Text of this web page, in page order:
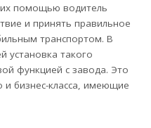
помощью водитель
и принять правильное
транспортом. В
установка такого
функцией с завода. Это
и бизнес-класса, имеющие